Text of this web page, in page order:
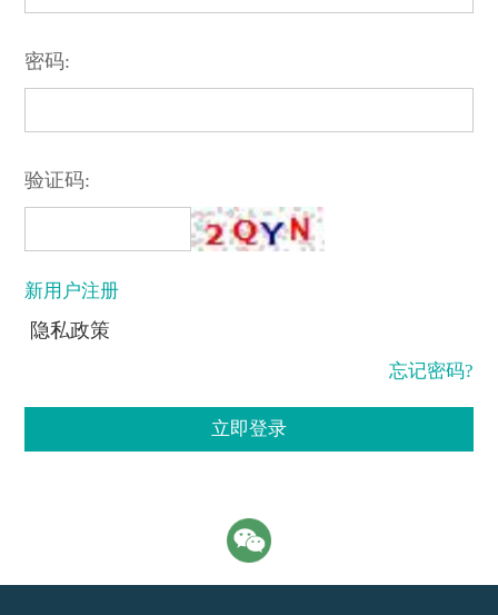
密码:
验证码:
新用户注册
隐私政策
忘记密码?
立即登录